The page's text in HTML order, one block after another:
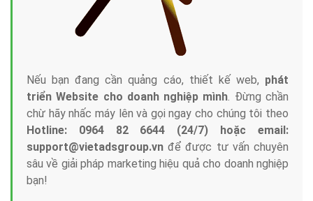
Nếu bạn đang cần quảng cáo, thiết kế web, phát
triển Website cho doanh nghiệp mình. Đừng chần
chừ hãy nhấc máy lên và gọi ngay cho chúng tôi theo
Hotline: 0964 82 6644 (24/7) hoặc email:
support@vietadsgroup.vn để được tư vấn chuyên
sâu về giải pháp marketing hiệu quả cho doanh nghiệp
bạn!